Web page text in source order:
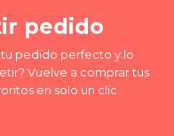
pedido
tu pedido perfecto y lo
Vuelve a comprar tus
en solo un clic.